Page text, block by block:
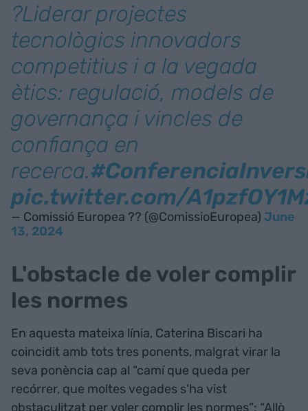
?Liderar projectes
tecnològics innovadors
competitius i a la vegada
ètics: regulació, models de
governança i vincles de
confiança en
recerca.
pic.twitter.com/
— Comissió Europea ?? (@ComissioEuropea) June
13, 2024
L'obstacle de voler complir
les normes
En aquesta mateixa línia, Caterina Biscari ha
coincidit amb tots tres ponents, malgrat virar la
seva ponència cap al “camí que queda per
recórrer, que moltes vegades s’ha vist
obstaculitzat per voler complir les normes”: “Allò